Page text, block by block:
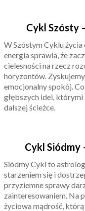
Cykl Szósty
W Szóstym Cyklu życia
energia sprawia, że
cielesności na rzecz
horyzontów.
emocjonalny spokój.
głębszych idei,
dalszej ścieżce.
Cykl Siódmy
Siódmy Cykl to
starzeniem się i
przyziemne sprawy
zainteresowaniem. Na
życiowa mądrość,